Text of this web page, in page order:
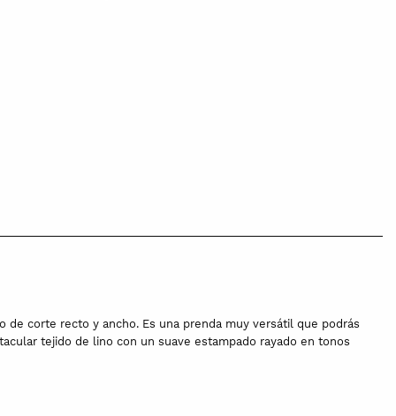
de corte recto y ancho. Es una prenda muy versátil que podrás
tejido de lino con un suave estampado rayado en tonos